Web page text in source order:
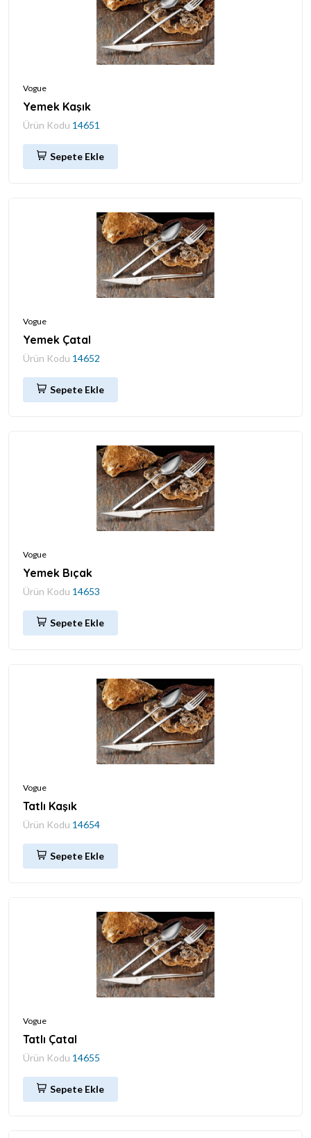
Vogue
Yemek Kaşık
Ürün Kodu 14651
Sepete Ekle
Vogue
Yemek Çatal
Ürün Kodu 14652
Sepete Ekle
Vogue
Yemek Bıçak
Ürün Kodu 14653
Sepete Ekle
Vogue
Tatlı Kaşık
Ürün Kodu 14654
Sepete Ekle
Vogue
Tatlı Çatal
Ürün Kodu 14655
Sepete Ekle